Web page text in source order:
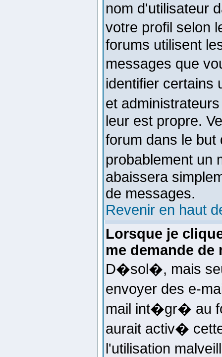
nom d'utilisateur
votre profil selon
forums utilisent
messages que
identifier certains
et
leur est propre.
forum dans le
probablement un
abaissera
de messages.
Revenir en haut
Lorsque je
me demande de
D�sol�, mais
envoyer des e-
mail int�gr� au
aurait activ�
l'utilisation